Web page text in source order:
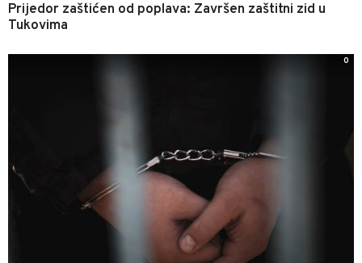
Prijedor zaštićen od poplava: Završen zaštitni zid u
Tukovima
0